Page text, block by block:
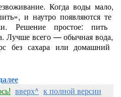
Когдаводымало,
и наутро появляются те
Решениепростое: пить
Лучше всего— обычная вода,
без сахараили домашний
вверх^ к полной версии